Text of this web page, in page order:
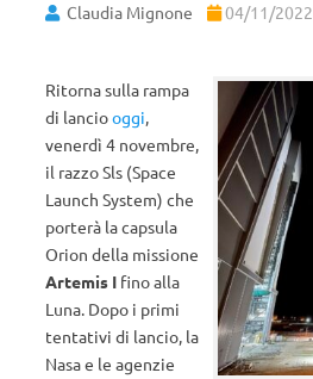
Claudia Mignone 04/11/2022
Ritorna sulla rampa
di lanciooggi,
venerdì 4 novembre,
il razzo Sls (Space
Launch System) che
porterà la capsula
Orion della missione
Artemis I fino alla
Luna. Dopo i primi
tentativi di lancio, la
Nasa e le agenzie